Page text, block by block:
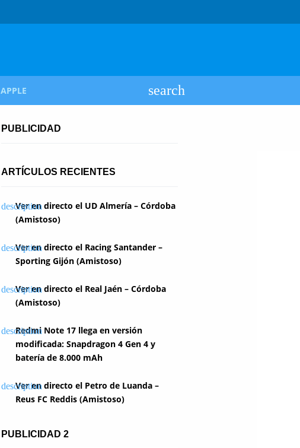
APPLE
PUBLICIDAD
ARTÍCULOS RECIENTES
Ver en directo el UD Almería – Córdoba
(Amistoso)
Ver en directo el Racing Santander –
Sporting Gijón (Amistoso)
Ver en directo el Real Jaén – Córdoba
(Amistoso)
Redmi Note 17 llega en versión
modificada: Snapdragon 4 Gen 4 y
batería de 8.000 mAh
Ver en directo el Petro de Luanda –
Reus FC Reddis (Amistoso)
PUBLICIDAD 2